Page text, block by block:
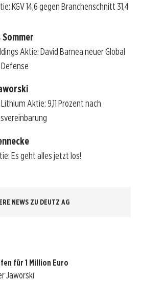
KGV 14,6 gegen Branchenschnitt 31,4
Aktie: David Barnea neuer Global
Aktie: 9,11 Prozent nach
Es geht alles jetzt los!
NEWS ZU DEUTZ AG
für 1 Million Euro
Jaworski